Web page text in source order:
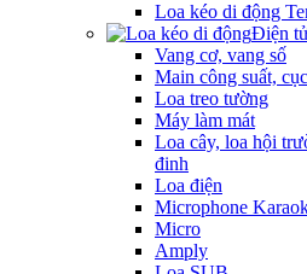
Loa kéo di động
Điện
Vang cơ, vang số
Main công suất,
Loa treo tường
Máy làm mát
Loa cây, loa hội
đinh
Loa điện
Microphone
Micro
Amply